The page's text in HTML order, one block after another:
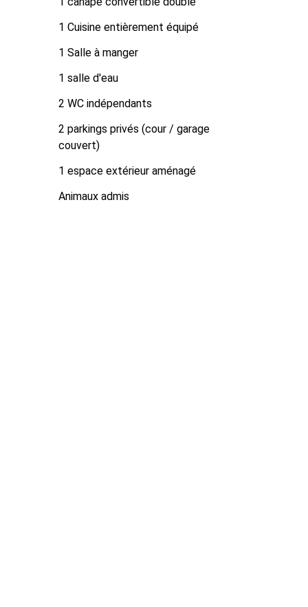
1 Cuisine entièrement équipé
1 Salle à manger
1 salle d'eau
2 WC indépendants
2 parkings privés (cour / garage
couvert)
1 espace extérieur aménagé
Animaux admis